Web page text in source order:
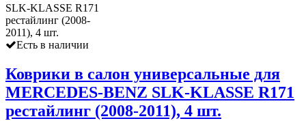
Есть в наличии
Коврики в салон универсальные для
MERCEDES-BENZ SLK-KLASSE R171
рестайлинг (2008-2011), 4 шт.